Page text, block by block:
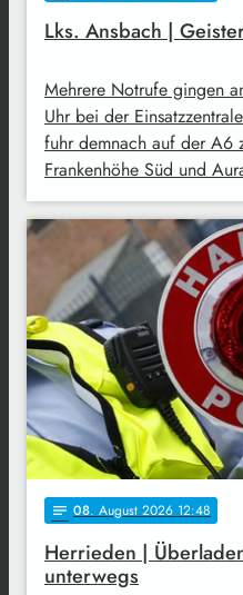
Lks. Ansbach |
Mehrere Notrufe gingen
Uhr bei der
fuhr demnach auf der A6
Frankenhöhe Süd und
notes 08. August 2026 12:48
Herrieden |
unterwegs